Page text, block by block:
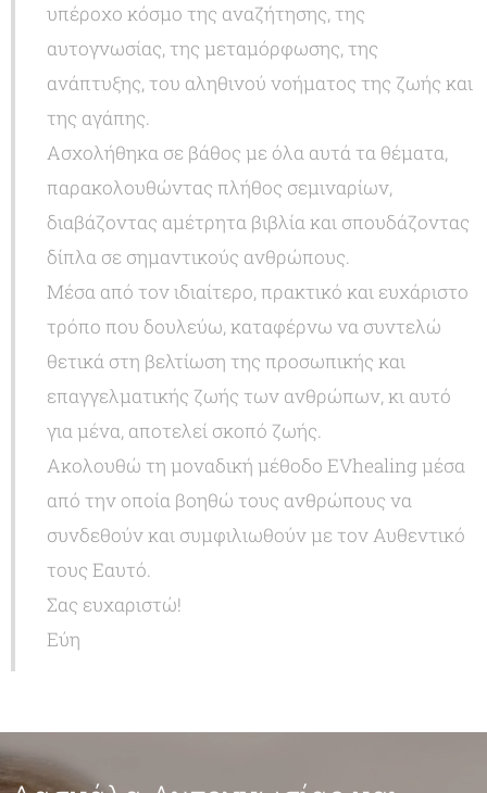
υπέροχο κόσμο της αναζήτησης, της
αυτογνωσίας, της μεταμόρφωσης, της
ανάπτυξης, του αληθινού νοήματος της ζωής και
της αγάπης.
Ασχολήθηκα σε βάθος με όλα αυτά τα θέματα,
παρακολουθώντας πλήθος σεμιναρίων,
διαβάζοντας αμέτρητα βιβλία και σπουδάζοντας
δίπλα σε σημαντικούς ανθρώπους.
Μέσα από τον ιδιαίτερο, πρακτικό και ευχάριστο
τρόπο που δουλεύω, καταφέρνω να συντελώ
θετικά στη βελτίωση της προσωπικής και
επαγγελματικής ζωής των ανθρώπων, κι αυτό
για μένα, αποτελεί σκοπό ζωής.
Ακολουθώ τη μοναδική μέθοδο EVhealing μέσα
από την οποία βοηθώ τους ανθρώπους να
συνδεθούν και συμφιλιωθούν με τον Αυθεντικό
τους Εαυτό.
Σας ευχαριστώ!
Εύη